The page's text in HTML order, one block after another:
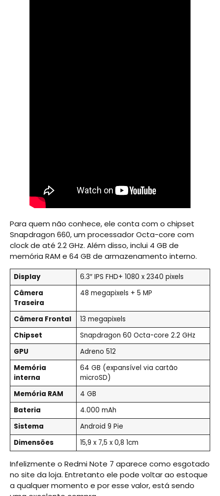
Para quem não conhece, ele conta com o chipset
Snapdragon 660, um processador Octa-core com
clock de até 2.2 GHz. Além disso, inclui 4 GB de
memória RAM e 64 GB de armazenamento interno.
Display
6.3″ IPS FHD+ 1080 x 2340 pixels
Câmera
Traseira
48 megapixels + 5 MP
Câmera Frontal
13 megapixels
Chipset
Snapdragon 60 Octa-core 2.2 GHz
GPU
Adreno 512
Memória
interna
64 GB (expansível via cartão
microSD)
Memória RAM
4 GB
Bateria
4.000 mAh
Sistema
Android 9 Pie
Dimensões
15,9 x 7,5 x 0,8 1cm
Infelizmente o Redmi Note 7 aparece como esgotado
no site da loja. Entretanto ele pode voltar ao estoque
a qualquer momento e por esse valor, está sendo